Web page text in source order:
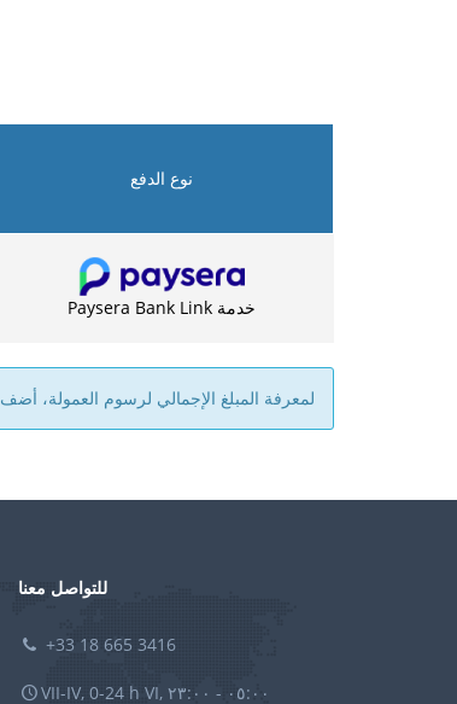
نوع الدفع
خدمة Paysera Bank Link
لمعرفة المبلغ الإجمالي لرسوم العمولة، أضف
للتواصل معنا
+33 18 665 3416
VII-IV, 0-24 h VI, ٠٥:٠٠ - ٢٣:٠٠